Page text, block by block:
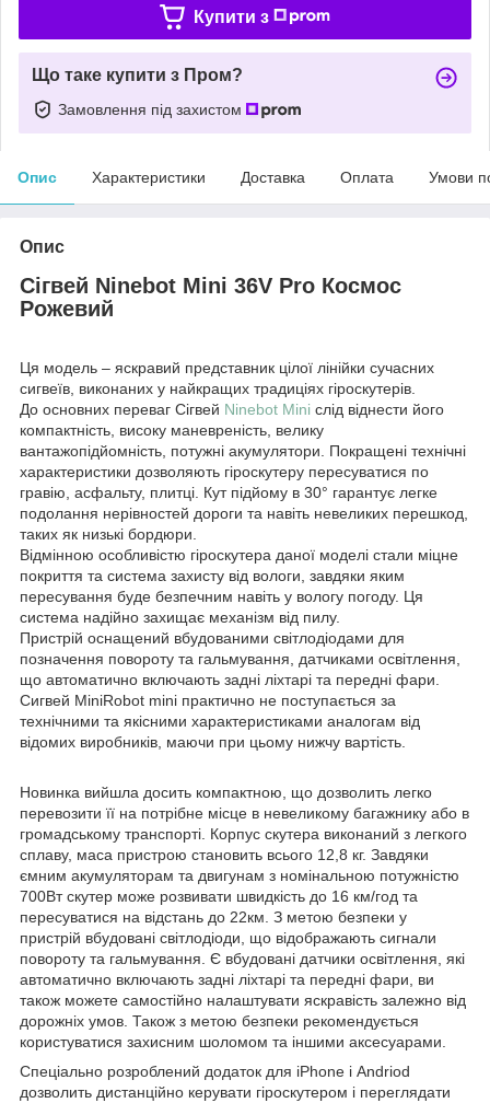
Купити з
Що таке купити з Пром?
Замовлення під захистом
Опис Характеристики Доставка Оплата Умови
Опис
Сігвей Ninebot Mini 36V Pro Космос
Рожевий
Ця модель – яскравий представник цілої лінійки сучасних
сигвеїв, виконаних у найкращих традиціях гіроскутерів.
До основних переваг Сігвей Ninebot Mini слід віднести його
компактність, високу маневреність, велику
вантажопідйомність, потужні акумулятори. Покращені технічні
характеристики дозволяють гіроскутеру пересуватися по
гравію, асфальту, плитці. Кут підйому в 30° гарантує легке
подолання нерівностей дороги та навіть невеликих перешкод,
таких як низькі бордюри.
Відмінною особливістю гіроскутера даної моделі стали міцне
покриття та система захисту від вологи, завдяки яким
пересування буде безпечним навіть у вологу погоду. Ця
система надійно захищає механізм від пилу.
Пристрій оснащений вбудованими світлодіодами для
позначення повороту та гальмування, датчиками освітлення,
що автоматично включають задні ліхтарі та передні фари.
Сигвей MiniRobot mini практично не поступається за
технічними та якісними характеристиками аналогам від
відомих виробників, маючи при цьому нижчу вартість.
Новинка вийшла досить компактною, що дозволить легко
перевозити її на потрібне місце в невеликому багажнику або в
громадському транспорті. Корпус скутера виконаний з легкого
сплаву, маса пристрою становить всього 12,8 кг. Завдяки
ємним акумуляторам та двигунам з номінальною потужністю
700Вт скутер може розвивати швидкість до 16 км/год та
пересуватися на відстань до 22км. З метою безпеки у
пристрій вбудовані світлодіоди, що відображають сигнали
повороту та гальмування. Є вбудовані датчики освітлення, які
автоматично включають задні ліхтарі та передні фари, ви
також можете самостійно налаштувати яскравість залежно від
дорожніх умов. Також з метою безпеки рекомендується
користуватися захисним шоломом та іншими аксесуарами.
Спеціально розроблений додаток для iPhone і Andriod
дозволить дистанційно керувати гіроскутером і переглядати